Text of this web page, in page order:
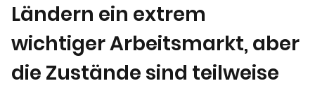
Ländern ein extrem
wichtiger Arbeitsmarkt, aber
die Zustände sind teilweise